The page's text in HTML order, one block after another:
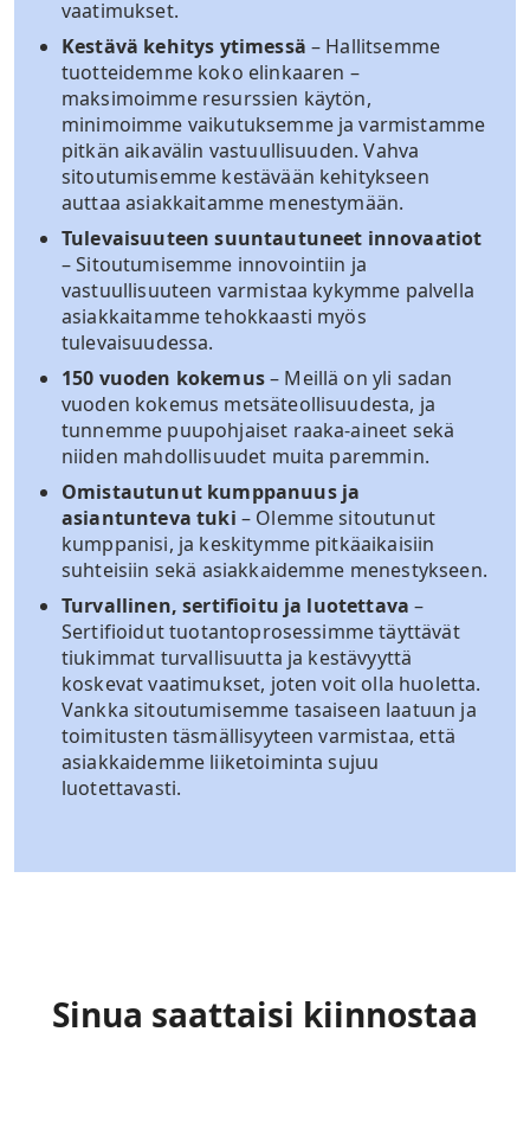
vaatimukset.
Kestävä kehitys ytimessä – Hallitsemme
tuotteidemme koko elinkaaren –
maksimoimme resurssien käytön,
minimoimme vaikutuksemme ja varmistamme
pitkän aikavälin vastuullisuuden. Vahva
sitoutumisemme kestävään kehitykseen
auttaa asiakkaitamme menestymään.
Tulevaisuuteen suuntautuneet innovaatiot
– Sitoutumisemme innovointiin ja
vastuullisuuteen varmistaa kykymme palvella
asiakkaitamme tehokkaasti myös
tulevaisuudessa.
150 vuoden kokemus– Meillä on yli sadan
vuoden kokemus metsäteollisuudesta, ja
tunnemme puupohjaiset raaka-aineet sekä
niiden mahdollisuudet muita paremmin.
Omistautunut kumppanuus ja
asiantunteva tuki – Olemme sitoutunut
kumppanisi, ja keskitymme pitkäaikaisiin
suhteisiin sekä asiakkaidemme menestykseen.
Turvallinen, sertifioitu ja luotettava –
Sertifioidut tuotantoprosessimme täyttävät
tiukimmat turvallisuutta ja kestävyyttä
koskevat vaatimukset, joten voit olla huoletta.
Vankka sitoutumisemme tasaiseen laatuun ja
toimitusten täsmällisyyteen varmistaa, että
asiakkaidemme liiketoiminta sujuu
luotettavasti.
Sinua saattaisi kiinnostaa